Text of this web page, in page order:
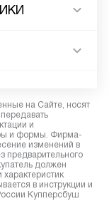
на Сайте, носят
и
и формы. Фирма-
изменений в
предварительного
должен
характеристик
в инструкции и
Купперсбуш